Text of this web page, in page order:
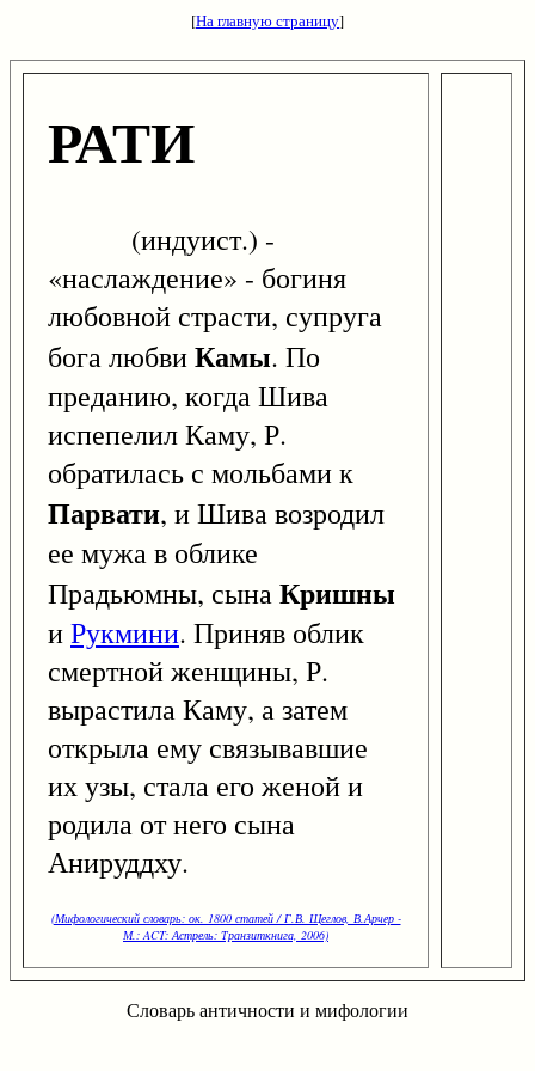
[На главную страницу]
РАТИ
(индуист.) -
«наслаждение» - богиня
любовной страсти, супруга
бога любвиКамы. По
преданию, когда Шива
испепелил Каму, Р.
обратилась с мольбами к
Парвати, и Шива возродил
ее мужа в облике
Прадьюмны, сынаКришны
иРукмини. Приняв облик
смертной женщины, Р.
вырастила Каму, а затем
открыла ему связывавшие
их узы, стала его женой и
родила от него сына
Анируддху.
(Мифологический словарь: ок. 1800 статей / Г.В. Щеглов, В.Арчер -
М.: ACT: Астрель: Транзиткнига, 2006)
Словарь античности и мифологии